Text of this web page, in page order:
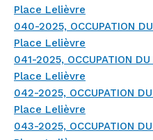
Place Lelièvre
040-2025, OCCUPATION
Place Lelièvre
041-2025, OCCUPATION
Place Lelièvre
042-2025, OCCUPATION
Place Lelièvre
043-2025, OCCUPATION